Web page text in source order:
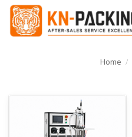
ข้าม
ยัง
Home /